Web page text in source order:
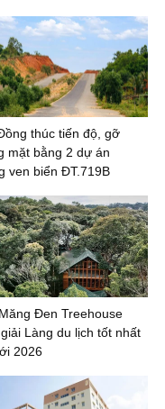
thúc tiến độ, gỡ
mặt bằng 2 dự án
ven biển ĐT.719B
Đen Treehouse
Làng du lịch tốt nhất
2026